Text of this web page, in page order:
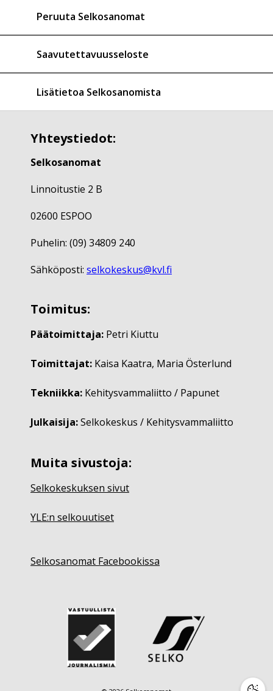
Peruuta Selkosanomat
Saavutettavuusseloste
Lisätietoa Selkosanomista
Yhteystiedot:
Selkosanomat
Linnoitustie 2 B
02600 ESPOO
Puhelin: (09) 34809 240
Sähköposti: selkokeskus@kvl.fi
Toimitus:
Päätoimittaja: Petri Kiuttu
Toimittajat: Kaisa Kaatra, Maria Österlund
Tekniikka: Kehitysvammaliitto / Papunet
Julkaisija:Selkokeskus / Kehitysvammaliitto
Muita sivustoja:
Selkokeskuksen sivut
YLE:n selkouutiset
Selkosanomat Facebookissa